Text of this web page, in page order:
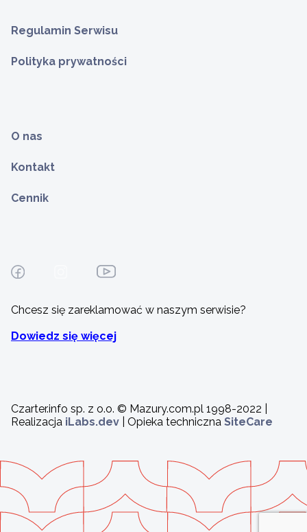
Regulamin Serwisu
Polityka prywatności
O nas
Kontakt
Cennik
Chcesz się zareklamować w naszym serwisie?
Dowiedz się więcej
Czarter.info sp. z o.o. © Mazury.com.pl 1998-2022 |
Realizacja iLabs.dev | Opieka techniczna SiteCare